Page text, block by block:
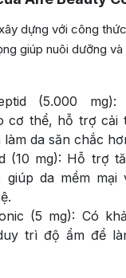
dựng với công
giúp nuôi dưỡng
(5.000
cơ thể, hỗ trợ cải
da săn chắc
(10 mg): Hỗ trợ
giúp da mềm
(5 mg): Có
trì độ ẩm để